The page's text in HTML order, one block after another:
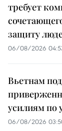
требует
защиту
06/08/2026
Вьетнам
усилиям по
06/08/2026